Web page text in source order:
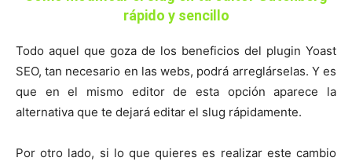
rápido y sencillo
Todo aquel que goza de los beneficios del plugin Yoast
SEO, tan necesario en las webs, podrá arreglárselas. Y es
que en el mismo editor de esta opción aparece la
alternativa que te dejará editar el slug rápidamente.
Por otro lado, si lo que quieres es realizar este cambio